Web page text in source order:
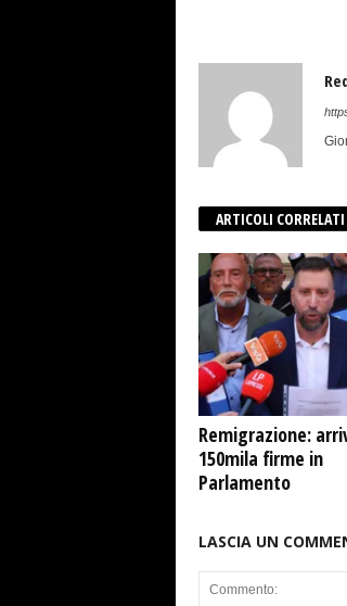
ARTICOLI CORRELATI
Remigrazione:
150mila firme in
Parlamento
LASCIA UN